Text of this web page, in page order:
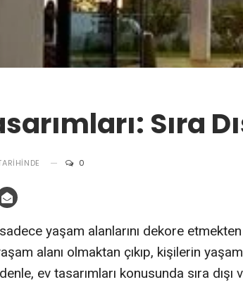
Sıra
0
yaşam alanlarını dekore
alanı olmaktan çıkıp, kişilerin
ev tasarımları konusunda sıra dışı